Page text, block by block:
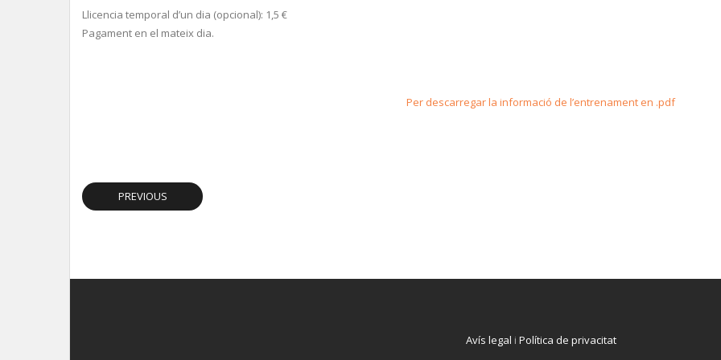
Llicencia temporal d’un dia (opcional): 1,5 €
Pagament en el mateix dia.
Per descarregar la informació de l’entrenament en .pdf
PREVIOUS
Avís legal i Política de privacitat